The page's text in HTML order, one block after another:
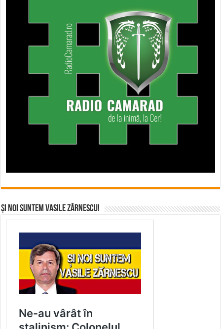
Și noi suntem Vasile Zărnescu!